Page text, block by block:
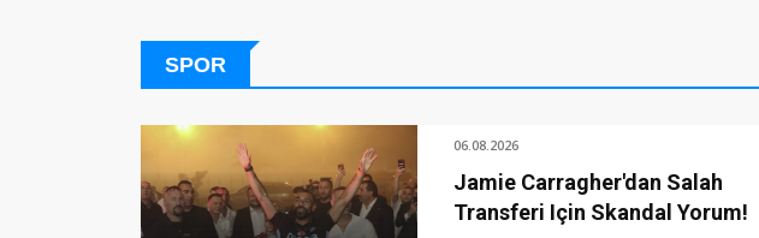
SPOR
06.08.2026
Jamie Carragher'dan Salah
Transferi Için Skandal Yorum!